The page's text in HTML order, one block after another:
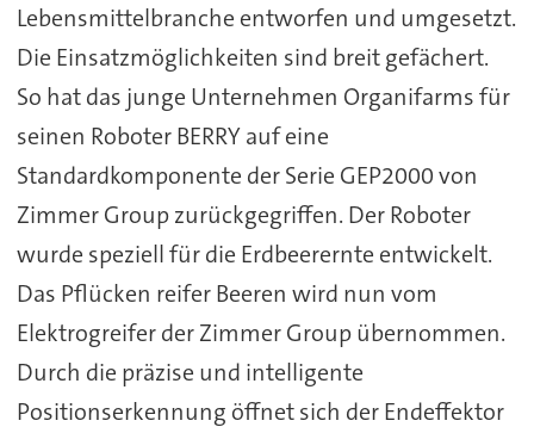
Lebensmittelbranche entworfen und umgesetzt.
Die Einsatzmöglichkeiten sind breit gefächert.
So hat das junge Unternehmen Organifarms für
seinen Roboter BERRY auf eine
Standardkomponente der Serie GEP2000 von
Zimmer Group zurückgegriffen. Der Roboter
wurde speziell für die Erdbeerernte entwickelt.
Das Pflücken reifer Beeren wird nun vom
Elektrogreifer der Zimmer Group übernommen.
Durch die präzise und intelligente
Positionserkennung öffnet sich der Endeffektor